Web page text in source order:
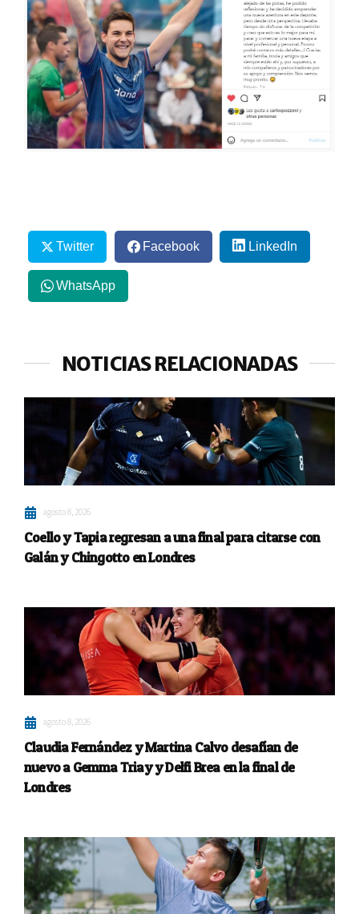
Twitter Facebook LinkedIn
WhatsApp
NOTICIAS RELACIONADAS
agosto 8, 2026
Coello y Tapia regresan a una final para citarse con
Galán y Chingotto en Londres
agosto 8, 2026
Claudia Fernández y Martina Calvo desafían de
nuevo a Gemma Triay y Delfi Brea en la final de
Londres